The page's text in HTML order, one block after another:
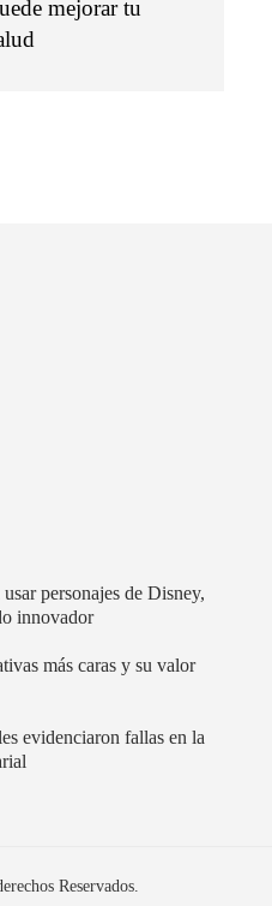
mejorar tu
personajes de Disney,
innovador
más caras y su valor
evidenciaron fallas en la
Reservados.